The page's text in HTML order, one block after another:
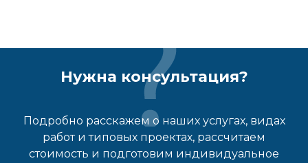
Нужна консультация?
Подробно расскажем о наших услугах, видах
работ и типовых проектах, рассчитаем
стоимость и подготовим индивидуальное